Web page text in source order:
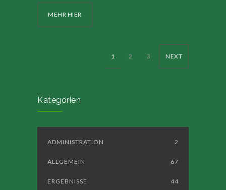
MEHR HIER
1 2 3 NEXT
Kategorien
ADMINISTRATION 2
ALLGEMEIN 67
ERGEBNISSE 44